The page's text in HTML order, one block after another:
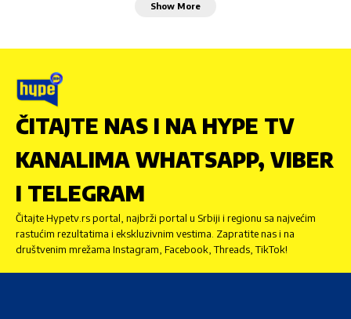
Show More
ČITAJTE NAS I NA HYPE TV
KANALIMA WHATSAPP, VIBER
I TELEGRAM
Čitajte Hypetv.rs portal, najbrži portal u Srbiji i regionu sa najvećim
rastućim rezultatima i ekskluzivnim vestima. Zapratite nas i na
društvenim mrežama Instagram, Facebook, Threads, TikTok!